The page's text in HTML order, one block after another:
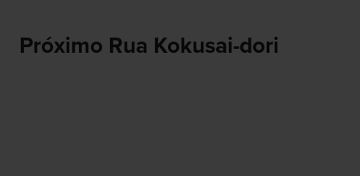
Próximo Rua Kokusai-dori